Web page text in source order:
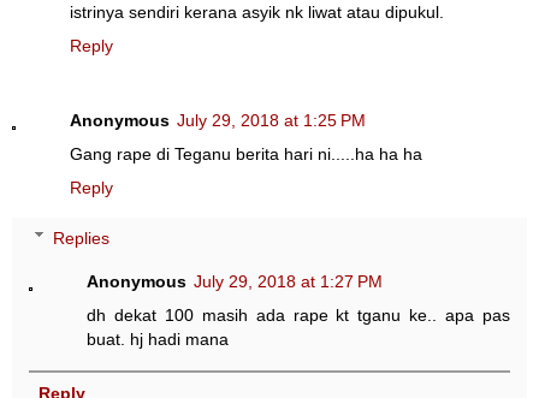
istrinya sendiri kerana asyik nk liwat atau dipukul.
Reply
Anonymous July 29, 2018 at 1:25 PM
Gang rape di Teganu berita hari ni.....ha ha ha
Reply
Replies
Anonymous July 29, 2018 at 1:27 PM
dh dekat 100 masih ada rape kt tganu ke.. apa pas
buat. hj hadi mana
Reply